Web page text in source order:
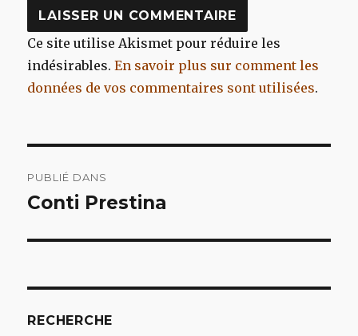
Ce site utilise Akismet pour réduire les
indésirables.En savoir plus sur comment les
données de vos commentaires sont utilisées.
de
PUBLIÉ DANS
Conti Prestina
RECHERCHE